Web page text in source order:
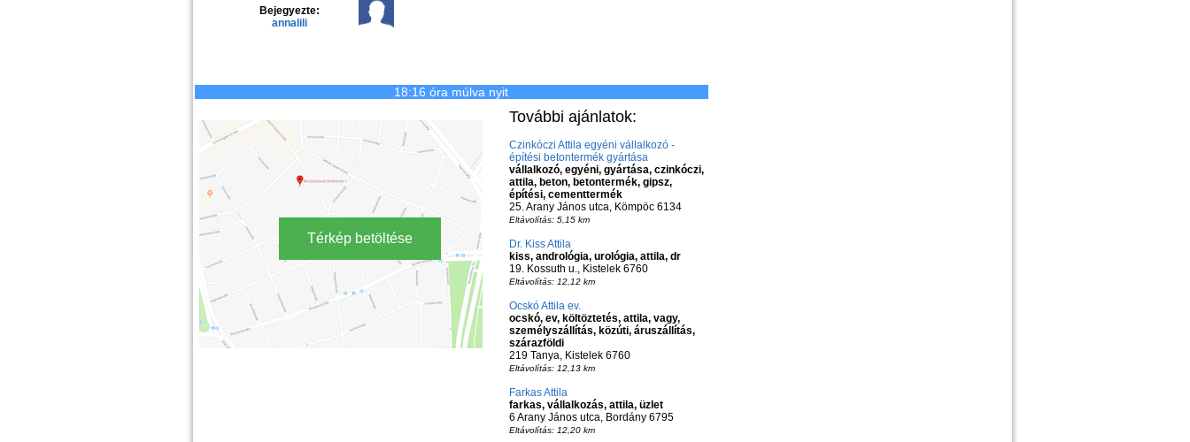
Bejegyezte:
annalili
18:16 óra múlva nyit
Térkép betöltése
További ajánlatok:
Czinkóczi Attila egyéni vállalkozó -
építési betontermék gyártása
vállalkozó, egyéni, gyártása, czinkóczi,
attila, beton, betontermék, gipsz,
építési, cementtermék
25. Arany János utca, Kömpöc 6134
Eltávolítás: 5,15 km
Dr. Kiss Attila
kiss, andrológia, urológia, attila, dr
19. Kossuth u., Kistelek 6760
Eltávolítás: 12,12 km
Ocskó Attila ev.
ocskó, ev, költöztetés, attila, vagy,
személyszállítás, közúti, áruszállítás,
szárazföldi
219 Tanya, Kistelek 6760
Eltávolítás: 12,13 km
Farkas Attila
farkas, vállalkozás, attila, üzlet
6 Arany János utca, Bordány 6795
Eltávolítás: 12,20 km